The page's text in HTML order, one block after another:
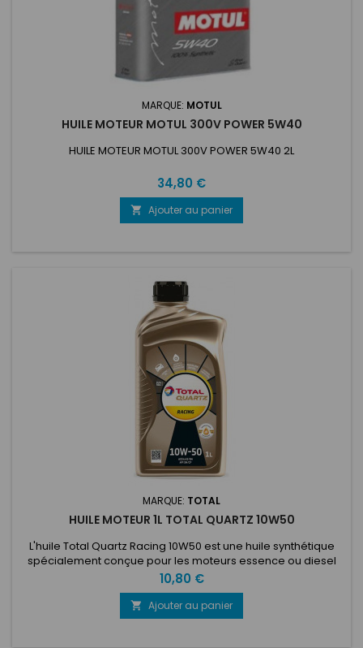
MARQUE: MOTUL
HUILE MOTEUR MOTUL 300V POWER 5W40
HUILE MOTEUR MOTUL 300V POWER 5W40 2L
Prix
34,80 €
 Ajouter au panier
MARQUE: TOTAL
HUILE MOTEUR 1L TOTAL QUARTZ 10W50
L'huile Total Quartz Racing 10W50 est une huile synthétique
spécialement conçue pour les moteurs essence ou diesel
utilisés dans des conditions sportives et intensives. Son
exceptionnel indice de viscosité garantit une protection
permanente, réduisant de façon drastique l'usure du moteur
et conférant une excellente résistance du film d’huile,
Prix
10,80 €
 Ajouter au panier